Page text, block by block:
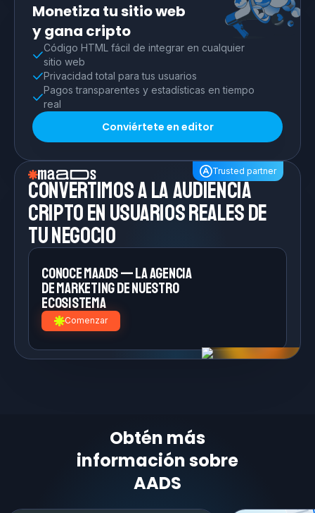
Monetiza tu sitio web
y gana cripto
Código HTML fácil de integrar en cualquier
sitio web
Privacidad total para tus usuarios
Pagos transparentes y estadísticas en tiempo
real
Conviértete en editor
Trusted partner
Convertimos a laaudiencia
cripto en usuarios reales de
tu negocio
Conoce MAADS — la agencia
demarketing de nuestro
ecosistema
Comenzar
Obtén más
información sobre
AADS